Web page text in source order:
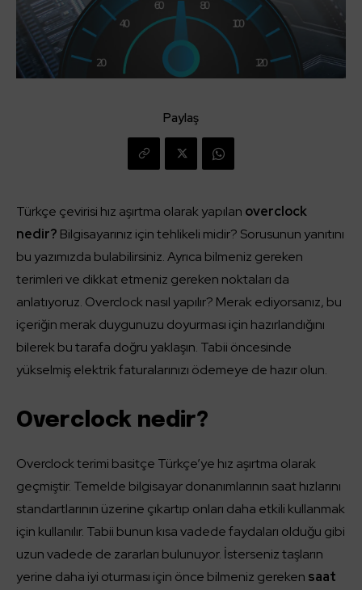
Paylaş
Türkçe çevirisi hız aşırtma olarak yapılan overclock
nedir? Bilgisayarınız için tehlikeli midir? Sorusunun yanıtını
bu yazımızda bulabilirsiniz. Ayrıca bilmeniz gereken
terimleri ve dikkat etmeniz gereken noktaları da
anlatıyoruz. Overclock nasıl yapılır? Merak ediyorsanız, bu
içeriğin merak duygunuzu doyurması için hazırlandığını
bilerek bu tarafa doğru yaklaşın. Tabii öncesinde
yükselmiş elektrik faturalarınızı ödemeye de hazır olun.
Overclock nedir?
Overclock terimi basitçe Türkçe’ye hız aşırtma olarak
geçmiştir. Temelde bilgisayar donanımlarının saat hızlarını
standartlarının üzerine çıkartıp onları daha etkili kullanmak
için kullanılır. Tabii bunun kısa vadede faydaları olduğu gibi
uzun vadede de zararları bulunuyor. İsterseniz taşların
yerine daha iyi oturması için önce bilmeniz gereken saat